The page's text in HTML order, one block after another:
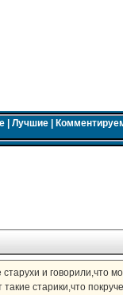
| Лучшие|
и говорили,что
старики,что